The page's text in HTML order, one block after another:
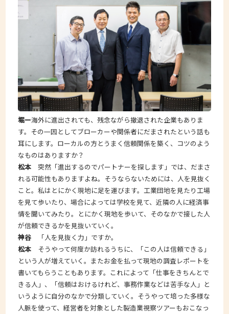
堀ー海外に進出されても、残念ながら撤退された企業もありま
す。その一因としてブローカーや関係者にだまされたという話も
耳にします。ローカルの方とうまく信頼関係を築く、コツのよう
なものはありますか？
松本 突然「進出するのでパートナーを探します」では、だまさ
れる可能性もありますよね。そうならないためには、人を見抜く
こと。私はとにかく現地に足を運びます。工業団地を見たり工場
を見て歩いたり、場合によっては学校を見て、近隣の人に経済事
情を聞いてみたり。とにかく現地を歩いて、そのなかで接した人
が信頼できるかを見抜いていく。
神谷 「人を見抜く力」ですか。
松本 そうやって何度か訪れるうちに、「この人は信頼できる」
という人が増えていく。またお金を払って現地の調査レポートを
書いてもらうこともあります。これによって「仕事をきちんとで
きる人」、「信頼はおけるけれど、事務作業などは苦手な人」と
いうように自分のなかで分類していく。そうやって培った多様な
人脈を使って、経営者を対象とした製造業視察ツアーもおこなっ